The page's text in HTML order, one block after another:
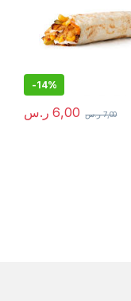
-14%
6,00 ر.س 7,00 ر.س